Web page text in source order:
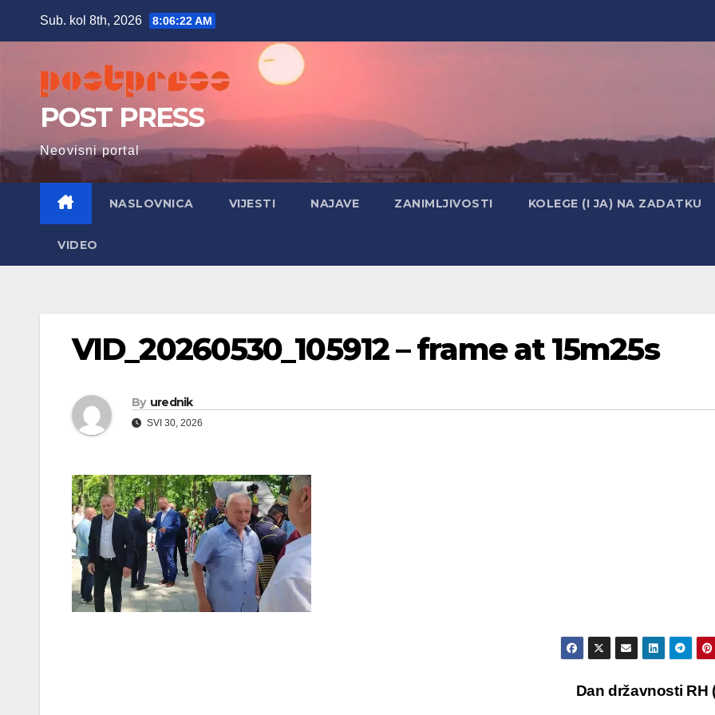
Sub. kol 8th, 2026 8:06:23 AM
POST PRESS
Neovisni portal
NASLOVNICA VIJESTI NAJAVE ZANIMLJIVOSTI KOLEGE (I JA) NA ZADATKU
VIDEO
VID_20260530_105912 – frame at 15m25s
By urednik
SVI 30, 2026
Dan državnosti RH